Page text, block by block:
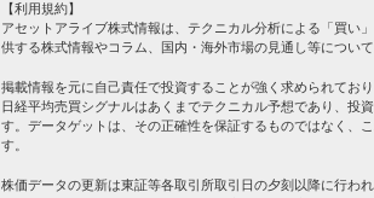
【利用規約】
アセットアライブ株式情報は、テクニカル分析による「買い
供する株式情報やコラム、国内・海外市場の見通し等につい
掲載情報を元に自己責任で投資することが強く求められてお
日経平均売買シグナルはあくまでテクニカル予想であり、投
す。データゲットは、その正確性を保証するものではなく、
す。
株価データの更新は東証等各取引所取引日の夕刻以降に行わ